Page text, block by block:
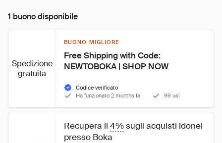
1 buono disponibile
Spedizione
gratuita
BUONO MIGLIORE
Free Shipping with Code:
NEWTOBOKA | SHOP NOW
Codice verificato
Ha funzionato 2 months fa
99 usi
Recupera il 4% sugli acquisti idonei
presso Boka